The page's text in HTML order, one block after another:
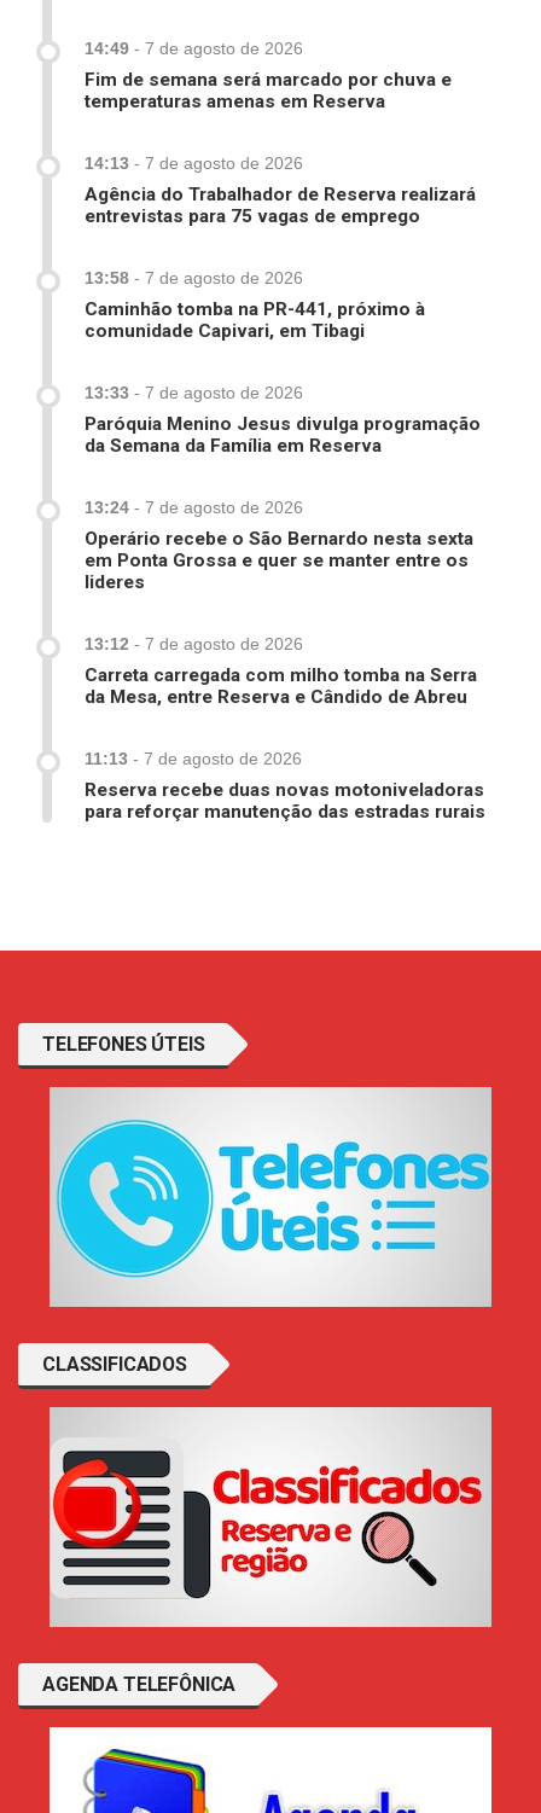
14:49 - 7 de agosto de 2026
Fim de semana será marcado por chuva e
temperaturas amenas em Reserva
14:13 - 7 de agosto de 2026
Agência do Trabalhador de Reserva realizará
entrevistas para 75 vagas de emprego
13:58 - 7 de agosto de 2026
Caminhão tomba na PR-441, próximo à
comunidade Capivari, em Tibagi
13:33 - 7 de agosto de 2026
Paróquia Menino Jesus divulga programação
da Semana da Família em Reserva
13:24 - 7 de agosto de 2026
Operário recebe o São Bernardo nesta sexta
em Ponta Grossa e quer se manter entre os
lideres
13:12 - 7 de agosto de 2026
Carreta carregada com milho tomba na Serra
da Mesa, entre Reserva e Cândido de Abreu
11:13 - 7 de agosto de 2026
Reserva recebe duas novas motoniveladoras
para reforçar manutenção das estradas rurais
TELEFONES ÚTEIS
CLASSIFICADOS
AGENDA TELEFÔNICA